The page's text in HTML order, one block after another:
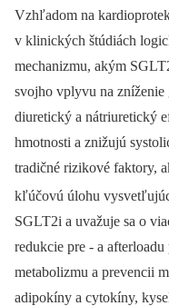
Vzhľadom na
v klinických štúdiách
mechanizmu, akým
svojho vplyvu na
diuretický a nátriuretický
hmotnosti a znižujú
tradičné rizikové faktory,
kľúčovú úlohu
SGLT2i a uvažuje sa o
redukcie pre -⁠ a
metabolizmu a prevencii
adipokíny a cytokíny,